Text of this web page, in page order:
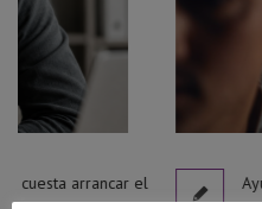
el Ayuda para salir